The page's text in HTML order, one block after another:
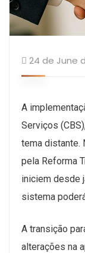
24 de June
A
Serviços
tema distante.
pela Reforma
iniciem desde
sistema
A transição
alterações na